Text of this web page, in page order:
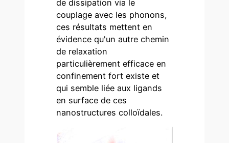
de dissipation via le
couplage avec les phonons,
ces résultats mettent en
évidence qu'un autre chemin
de relaxation
particulièrement efficace en
confinement fort existe et
qui semble liée aux ligands
en surface de ces
nanostructures colloïdales.